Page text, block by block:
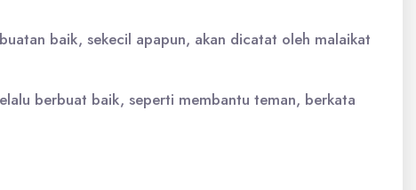
baik, sekecil apapun, akan dicatat oleh malaikat
berbuat baik, seperti membantu teman, berkata